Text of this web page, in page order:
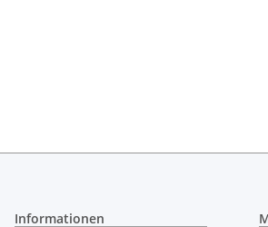
Informationen